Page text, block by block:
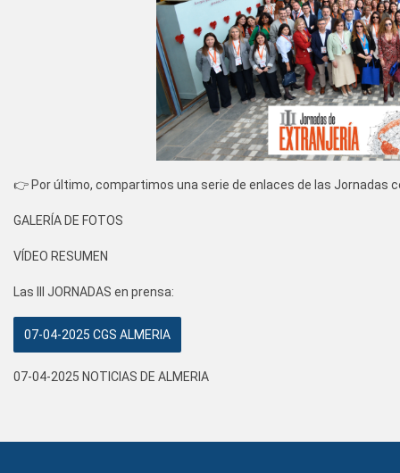
👉 Por último, compartimos una serie de enlaces de las Jornadas
GALERÍA DE FOTOS
VÍDEO RESUMEN
Las III JORNADAS en prensa:
07-04-2025 CGS ALMERIA
07-04-2025 NOTICIAS DE ALMERIA